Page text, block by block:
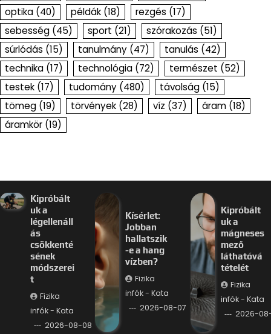
optika (40) példák (18) rezgés (17)
sebesség (45) sport (21) szórakozás (51)
súrlódás (15) tanulmány (47) tanulás (42)
technika (17) technológia (72) természet (52)
testek (17) tudomány (480) távolság (15)
tömeg (19) törvények (28) víz (37) áram (18)
áramkör (19)
Kipróbált
uk a
légellenáll
ás
csökkenté
sének
módszerei
t
Fizika
infók - Kata
2026-08-08
Kísérlet:
Jobban
hallatszik
-e a hang
vízben?
Fizika
infók - Kata
2026-08-07
Kipróbált
uk a
mágneses
mező
láthatóvá
tételét
Fizika
infók - Kata
2026-